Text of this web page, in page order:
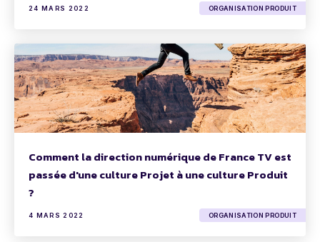
24 MARS 2022 ORGANISATION PRODUIT
Comment la direction numérique de France TV est
passée d'une culture Projet à une culture Produit
?
4 MARS 2022 ORGANISATION PRODUIT